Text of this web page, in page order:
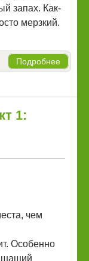
запах. Как-
мерзкий.
Подробнее
1:
чем
Особенно